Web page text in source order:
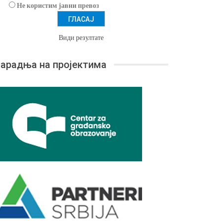
Не користим јавни превоз
Види резултате
на пројектима